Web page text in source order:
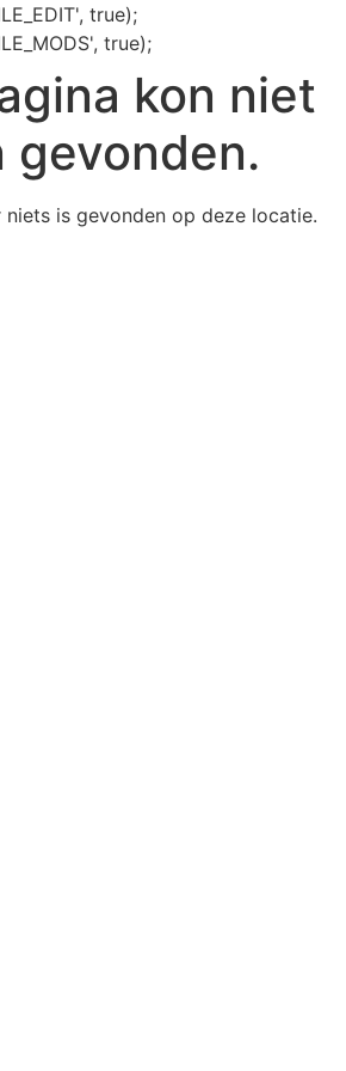
true);
true);
kon niet
gevonden.
is gevonden op deze locatie.